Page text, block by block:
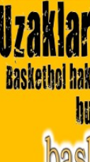
A.